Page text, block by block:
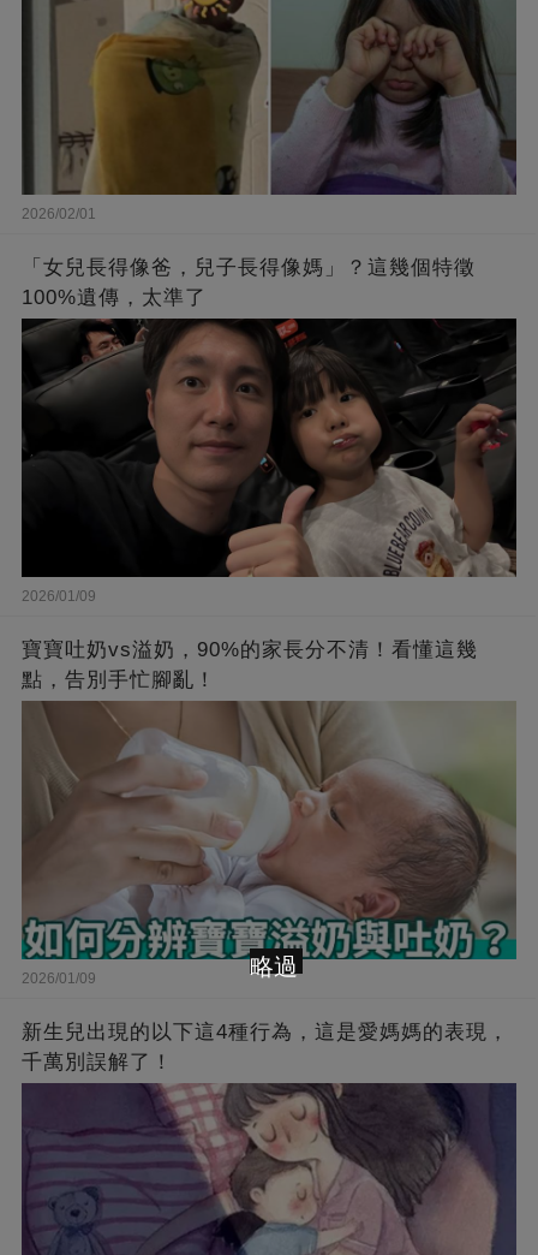
2026/02/01
「女兒長得像爸，兒子長得像媽」？這幾個特徵
100%遺傳，太準了
2026/01/09
寶寶吐奶vs溢奶，90%的家長分不清！看懂這幾
點，告別手忙腳亂！
2026/01/09
新生兒出現的以下這4種行為，這是愛媽媽的表現，
千萬別誤解了！
略過